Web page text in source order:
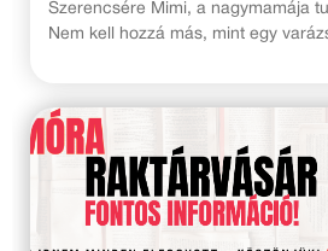
Szerencsére Mimi, a nagymamája
Nem kell hozzá más, mint egy
ellátogat még a Balatonra, ahol a
sütögetés tűzmanói, a barackszüret
gyümölcsei és egy paplan alól
a kalandjuk része lesz. Mindezt
lerajzolva mesélik el, hiszen írni
talán most utoljára ebben a